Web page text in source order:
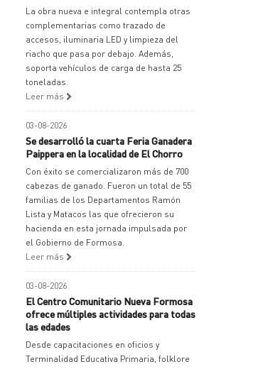
La obra nueva e integral contempla otras
complementarias como trazado de
accesos, iluminaria LED y limpieza del
riacho que pasa por debajo. Además,
soporta vehículos de carga de hasta 25
toneladas.
Leer más
03-08-2026
Se desarrolló la cuarta Feria Ganadera
Paippera en la localidad de El Chorro
Con éxito se comercializaron más de 700
cabezas de ganado. Fueron un total de 55
familias de los Departamentos Ramón
Lista y Matacos las que ofrecieron su
hacienda en esta jornada impulsada por
el Gobierno de Formosa.
Leer más
03-08-2026
El Centro Comunitario Nueva Formosa
ofrece múltiples actividades para todas
las edades
Desde capacitaciones en oficios y
Terminalidad Educativa Primaria, folklore